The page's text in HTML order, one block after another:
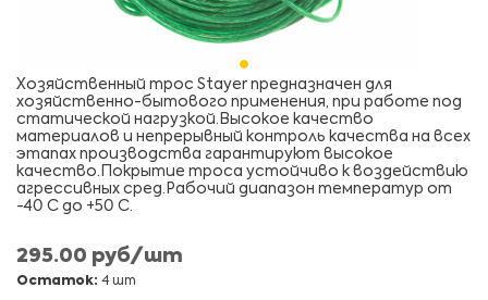
Хозяйственный трос Stayer предназначен для
хозяйственно-бытового применения, при работе под
статической нагрузкой.Высокое качество
материалов и непрерывный контроль качества на всех
этапах производства гарантируют высокое
качество.Покрытие троса устойчиво к воздействию
агрессивных сред.Рабочий диапазон температур от
-40 С до +50 С.
295.00 руб/шт
Остаток: 4 шт